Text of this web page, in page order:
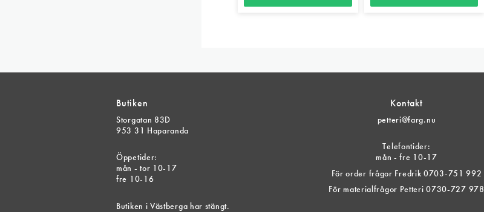
Butiken
Storgatan 83D
953 31 Haparanda
Öppetider:
mån - tor 10-17
fre 10-16
Butiken i Västberga har stängt.
Kontakt
petteri@farg.nu
Telefontider:
mån - fre 10-17
För order frågor Fredrik 0703-751 992
För materialfrågor Petteri 0730-727 978